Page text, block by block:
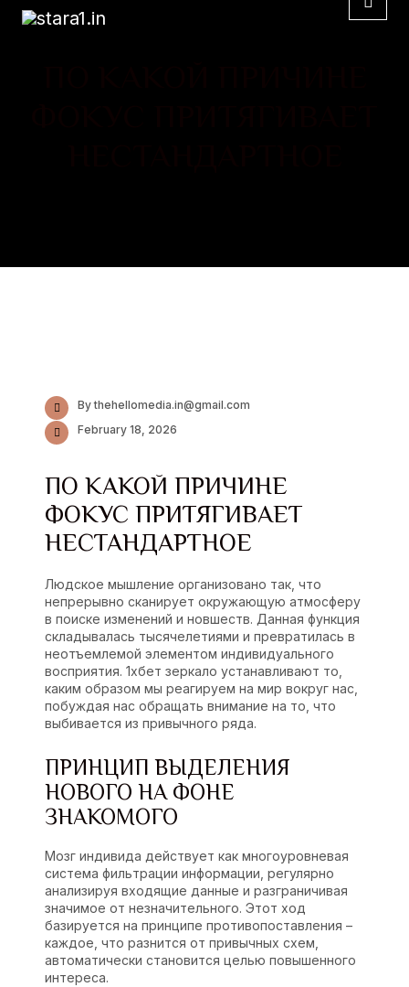
By thehellomedia.in@gmail.com
February 18, 2026
ПО КАКОЙ ПРИЧИНЕ
ФОКУС ПРИТЯГИВАЕТ
НЕСТАНДАРТНОЕ
Людское мышление организовано так, что
непрерывно сканирует окружающую атмосферу
в поиске изменений и новшеств. Данная функция
складывалась тысячелетиями и превратилась в
неотъемлемой элементом индивидуального
восприятия. 1хбет зеркало устанавливают то,
каким образом мы реагируем на мир вокруг нас,
побуждая нас обращать внимание на то, что
выбивается из привычного ряда.
ПРИНЦИП ВЫДЕЛЕНИЯ
НОВОГО НА ФОНЕ
ЗНАКОМОГО
Мозг индивида действует как многоуровневая
система фильтрации информации, регулярно
анализируя входящие данные и разграничивая
значимое от незначительного. Этот ход
базируется на принципе противопоставления –
каждое, что разнится от привычных схем,
автоматически становится целью повышенного
интереса.